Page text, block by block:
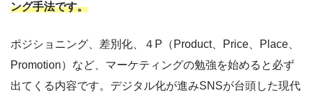
ング手法です。
ポジショニング、差別化、４P（Product、Price、Place、
Promotion）など、マーケティングの勉強を始めると必ず
出てくる内容です。デジタル化が進みSNSが台頭した現代